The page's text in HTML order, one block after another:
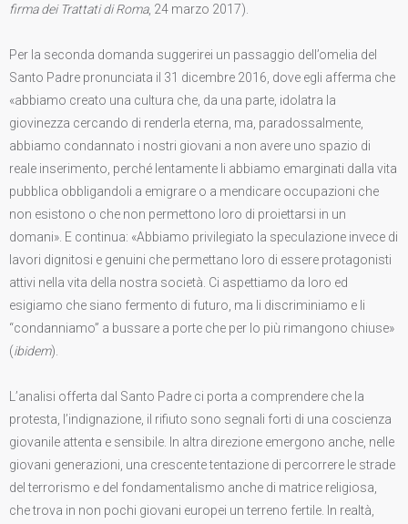
firma dei Trattati di Roma, 24 marzo 2017).
Per la seconda domanda suggerirei un passaggio dell’omelia del
Santo Padre pronunciata il 31 dicembre 2016, dove egli afferma che
«abbiamo creato una cultura che, da una parte, idolatra la
giovinezza cercando di renderla eterna, ma, paradossalmente,
abbiamo condannato i nostri giovani a non avere uno spazio di
reale inserimento, perché lentamente li abbiamo emarginati dalla vita
pubblica obbligandoli a emigrare o a mendicare occupazioni che
non esistono o che non permettono loro di proiettarsi in un
domani». E continua: «Abbiamo privilegiato la speculazione invece di
lavori dignitosi e genuini che permettano loro di essere protagonisti
attivi nella vita della nostra società. Ci aspettiamo da loro ed
esigiamo che siano fermento di futuro, ma li discriminiamo e li
“condanniamo” a bussare a porte che per lo più rimangono chiuse»
(ibidem).
L’analisi offerta dal Santo Padre ci porta a comprendere che la
protesta, l’indignazione, il rifiuto sono segnali forti di una coscienza
giovanile attenta e sensibile. In altra direzione emergono anche, nelle
giovani generazioni, una crescente tentazione di percorrere le strade
del terrorismo e del fondamentalismo anche di matrice religiosa,
che trova in non pochi giovani europei un terreno fertile. In realtà,